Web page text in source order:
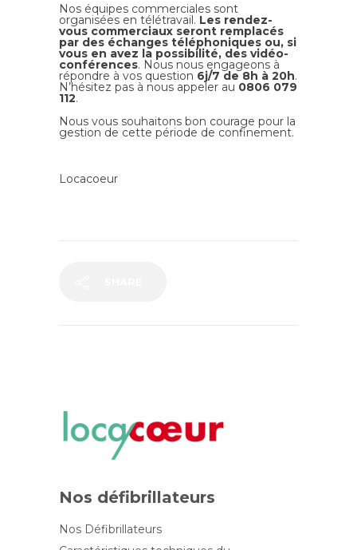
Nos équipes commerciales sont
organisées en télétravail. Les rendez-
vous commerciaux seront remplacés
par des échanges téléphoniques ou, si
vous en avez la possibilité, des vidéo-
conférences. Nous nous engageons à
répondre à vos question 6j/7 de 8h à 20h.
N’hésitez pas à nous appeler au 0806 079
112.
Nous vous souhaitons bon courage pour la
gestion de cette période de confinement.
Locacoeur
Nos défibrillateurs
Nos Défibrillateurs